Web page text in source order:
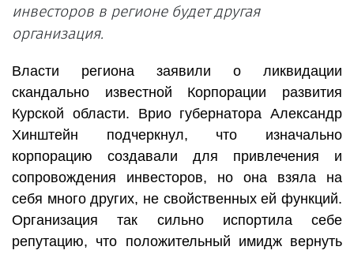
инвесторов в регионе будет другая
организация.
Власти региона заявили о ликвидации
скандально известной Корпорации развития
Курской области. Врио губернатора Александр
Хинштейн подчеркнул, что изначально
корпорацию создавали для привлечения и
сопровождения инвесторов, но она взяла на
себя много других, не свойственных ей функций.
Организация так сильно испортила себе
репутацию, что положительный имидж вернуть